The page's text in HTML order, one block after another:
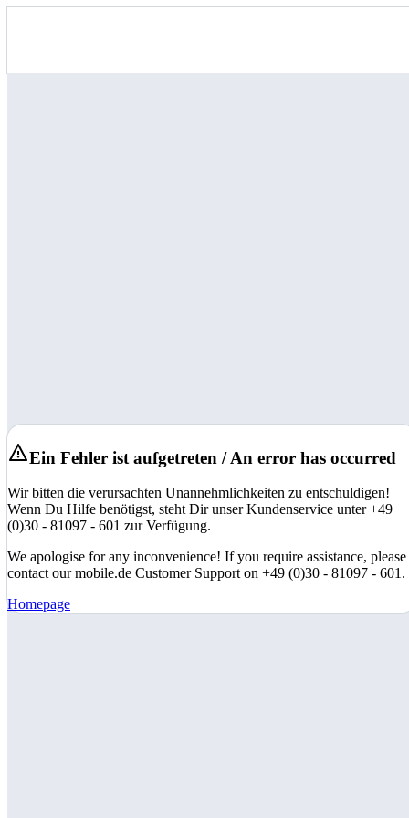
Ein Fehler ist aufgetreten / An error has occurred
Wir bitten die verursachten Unannehmlichkeiten zu entschuldigen!
Wenn Du Hilfe benötigst, steht Dir unser Kundenservice unter +49
(0)30 - 81097 - 601 zur Verfügung.
We apologise for any inconvenience! If you require assistance, please
contact our mobile.de Customer Support on +49 (0)30 - 81097 - 601.
Homepage